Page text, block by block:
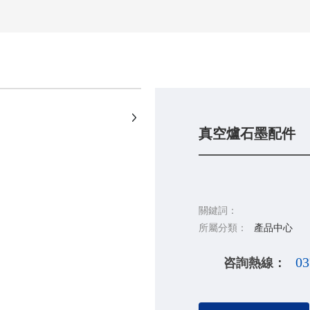
真空爐石墨配件
關鍵詞：
所屬分類：
產品中心
咨詢熱線：